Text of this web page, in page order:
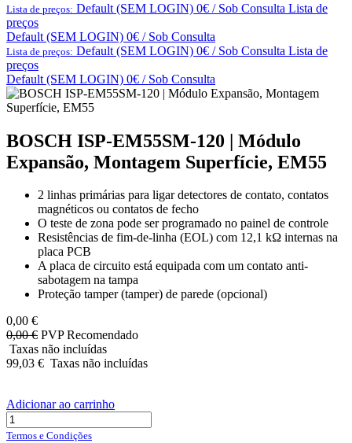
Lista de preços: Default (SEM LOGIN) 0€ / Sob Consulta Lista de
preços
Default (SEM LOGIN) 0€ / Sob Consulta
Lista de preços: Default (SEM LOGIN) 0€ / Sob Consulta Lista de
preços
Default (SEM LOGIN) 0€ / Sob Consulta
BOSCH ISP-EM55SM-120 | Módulo
Expansão, Montagem Superfície, EM55
2 linhas primárias para ligar detectores de contato, contatos
magnéticos ou contatos de fecho
O teste de zona pode ser programado no painel de controle
Resistências de fim-de-linha (EOL) com 12,1 kΩ internas na
placa PCB
A placa de circuito está equipada com um contato anti-
sabotagem na tampa
Proteção tamper (tamper) de parede (opcional)
0,00 €
0,00€ PVP Recomendado
Taxas não incluídas
99,03 € Taxas não incluídas
Adicionar ao carrinho
Termos e Condições